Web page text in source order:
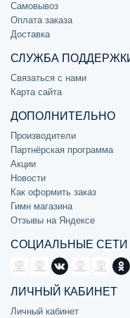
Самовывоз
Оплата заказа
Доставка
СЛУЖБА
Связаться с нами
Карта сайта
ДОПОЛНИТЕЛЬНО
Производители
Партнёрская программа
Акции
Новости
Как оформить заказ
Гимн магазина
Отзывы на Яндексе
СОЦИАЛЬНЫЕ СЕТИ
ЛИЧНЫЙ КАБИНЕТ
Личный кабинет